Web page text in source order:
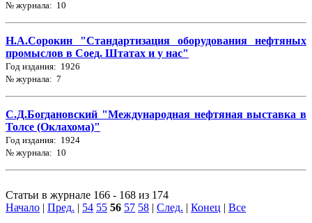
№ журнала: 10
Н.А.Сорокин "Стандартизация оборудования нефтяных
промыслов в Соед. Штатах и у нас"
Год издания: 1926
№ журнала: 7
С.Д.Богдановский "Международная нефтяная выставка в
Толсе (Оклахома)"
Год издания: 1924
№ журнала: 10
Статьи в журнале 166 - 168 из 174
Начало | Пред. | 54 55 56 57 58 | След. | Конец | Все